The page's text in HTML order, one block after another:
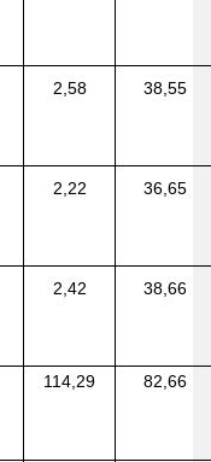
2,58 38,55
2,22 36,65
2,42 38,66
114,29 82,66